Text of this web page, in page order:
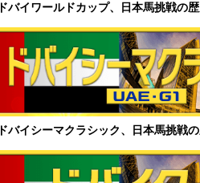
ドバイワールドカップ、日本馬挑戦の
ドバイシーマクラシック、日本馬挑戦